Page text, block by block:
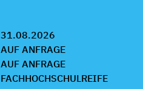
31.08.2026
AUF ANFRAGE
AUF ANFRAGE
FACHHOCHSCHULREIFE